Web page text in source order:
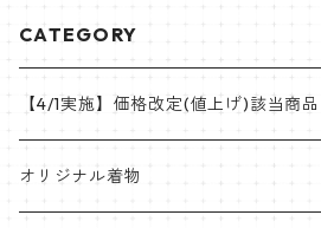
CATEGORY
【4/1実施】価格改定(値上げ)該当商品
オリジナル着物